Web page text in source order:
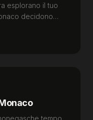
esplorano il tuo
decidono
tempo